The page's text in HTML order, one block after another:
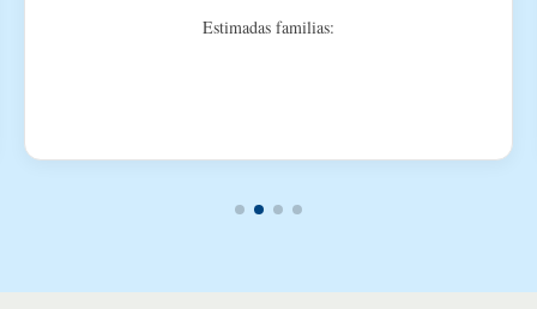
Estimadas familias: